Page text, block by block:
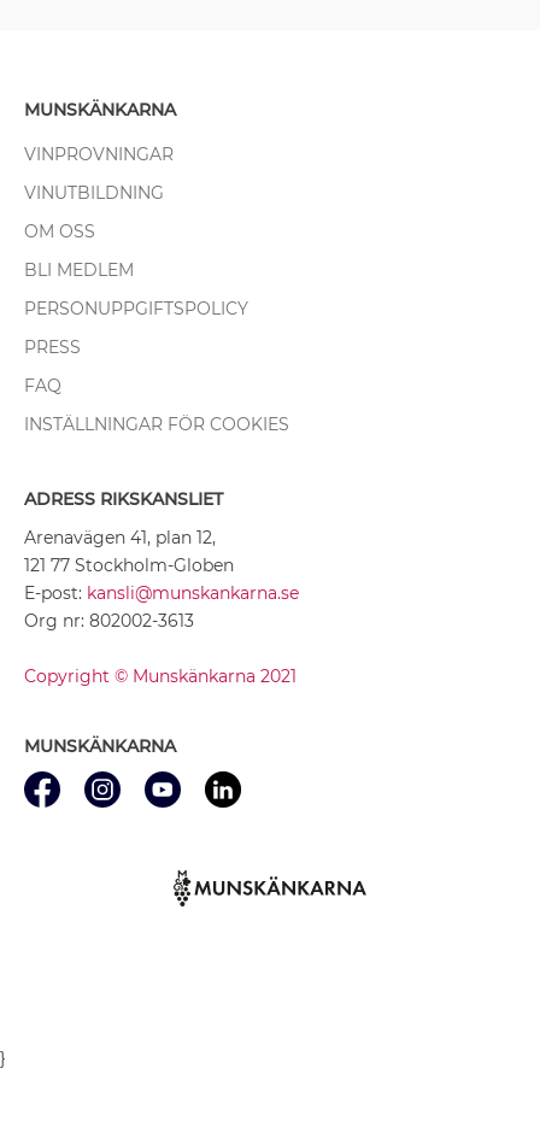
MUNSKÄNKARNA
VINPROVNINGAR
VINUTBILDNING
OM OSS
BLI MEDLEM
PERSONUPPGIFTSPOLICY
PRESS
FAQ
INSTÄLLNINGAR FÖR COOKIES
ADRESS RIKSKANSLIET
Arenavägen 41, plan 12,
121 77 Stockholm-Globen
E-post: kansli@munskankarna.se
Org nr: 802002-3613
Copyright © Munskänkarna 2021
MUNSKÄNKARNA
}